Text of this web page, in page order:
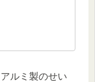
ルミ製のせい